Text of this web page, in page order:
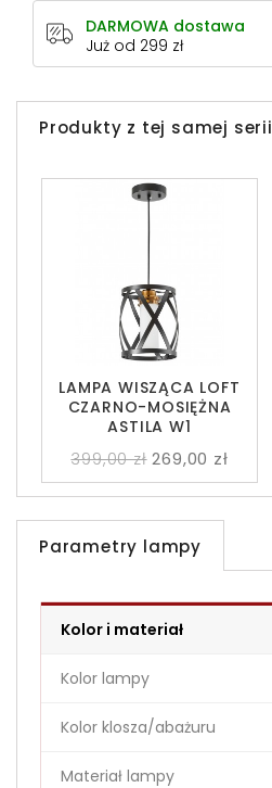
DARMOWA dostawa
Już od 299 zł
Produkty z tej samej serii
LAMPA WISZĄCA LOFT
CZARNO-MOSIĘŻNA
ASTILA W1
399,00 zł 269,00 zł
Parametry lampy
Kolor i materiał
Kolor lampy
Kolor klosza/abażuru
Materiał lampy